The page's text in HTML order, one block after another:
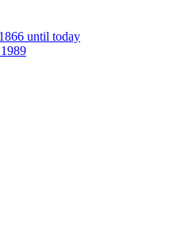
until today